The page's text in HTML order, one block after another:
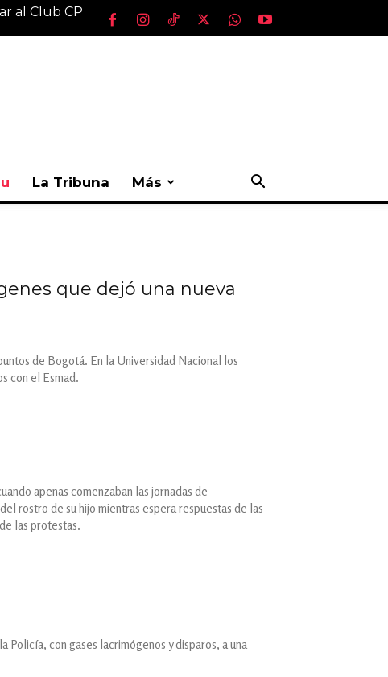
al Club CP
La Tribuna Más
que dejó una nueva
de Bogotá. En la Universidad Nacional los
con el Esmad.
apenas comenzaban las jornadas de
rostro de su hijo mientras espera respuestas de las
las protestas.
Policía, con gases lacrimógenos y disparos, a una